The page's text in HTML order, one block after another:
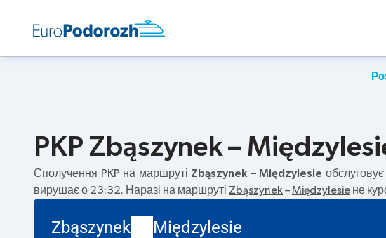
PKP Zbąszynek –
Сполучення PKP на маршруті Zbąszynek – Międzylesie
вирушає о 23:32. Наразі на маршруті Zbąszynek –Międzylesie не
Zbąszynek Międzylesie